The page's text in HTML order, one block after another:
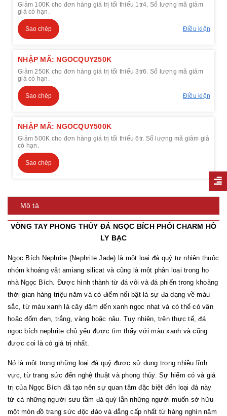
Giảm 100K cho đơn hàng giá trị tối thiểu 1tr4. Số lượng mã giảm
giá có hạn.
Sao chép Điều kiện
NHẬP MÃ: NGOCQUY250K
Giảm 250K cho đơn hàng giá trị tối thiểu 3tr6. Số lượng mã giảm
giá có hạn.
Sao chép Điều kiện
NHẬP MÃ: NGOCQUY500K
Giảm 500K cho đơn hàng giá trị tối thiểu 6tr. Số lượng mã giảm giá
có hạn.
Sao chép
Mô tả
VÒNG TAY PHONG THỦY ĐÁ NGỌC BÍCH PHỐI CHARM HỒ
LY BẠC
Ngọc Bích Nephrite (Nephrite Jade) là một loại đá quý tự nhiên thuộc
nhóm khoáng vật amiang silicat và cũng là một phân loại trong họ
nhà Ngọc Bích. Được hình thành từ đá vôi và đá phiến trong khoảng
thời gian hàng triệu năm và có điểm nổi bật là sự đa dạng về màu
sắc, từ màu xanh lá cây đậm đến xanh ngọc nhạt và có thể có vân
hoặc đốm đen, trắng, vàng hoặc nâu. Tuy nhiên, trên thực tế, đá
ngọc bích nephrite chủ yếu được tìm thấy với màu xanh và cũng
được coi là có giá trị nhất.
Nó là một trong những loại đá quý được sử dụng trong nhiều lĩnh
vực, từ trang sức đến nghệ thuật và phong thủy. Sự hiếm có và giá
trị của Ngọc Bích đã tạo nên sự quan tâm đặc biệt đến loại đá này
từ cả những người sưu tầm đá quý lẫn những người muốn sở hữu
một món đồ trang sức độc đáo và đẳng cấp nhất từ hàng nghìn năm